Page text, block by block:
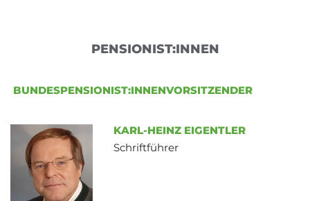
PENSIONIST:INNEN
BUNDESPENSIONIST:INNENVORSITZENDER
KARL-HEINZ EIGENTLER
Schriftführer